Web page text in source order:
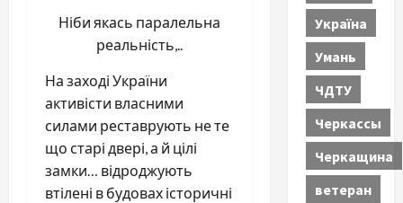
Ніби якась паралельна
реальність,..
На заході України
активісти власними
силами реставрують не те
що старі двері, а й цілі
замки… відроджують
втілені в будовах історичні
Україна
Умань
ЧДТУ
Черкассы
Черкащина
ветеран